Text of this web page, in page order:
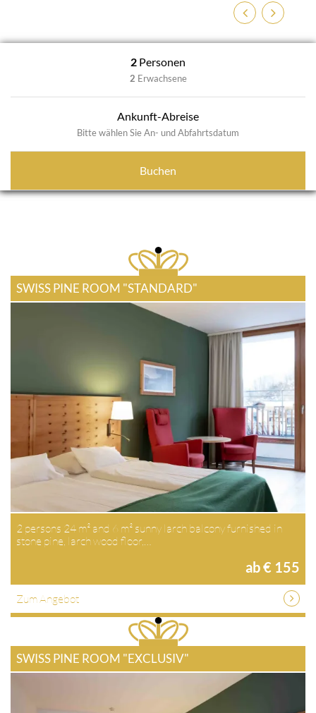
ZurückWeiter
2 Personen
2 Erwachsene
Ankunft-Abreise
Bitte wählen Sie An- und Abfahrtsdatum
Buchen
SWISS PINE ROOM "STANDARD"
2 persons 24 m² and 6 m² sunny larch balcony furnished in
stone pine, larch wood floor,…
ab € 155
Zum Angebot
SWISS PINE ROOM "EXCLUSIV"